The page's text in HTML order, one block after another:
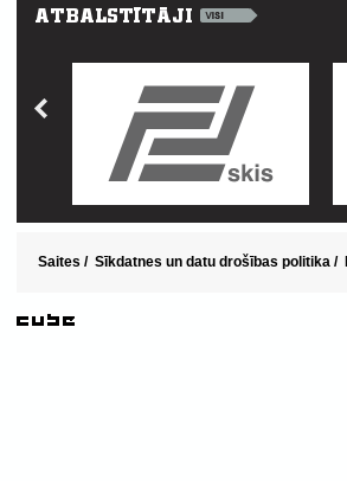
Saites / Sīkdatnes un datu drošības politika /